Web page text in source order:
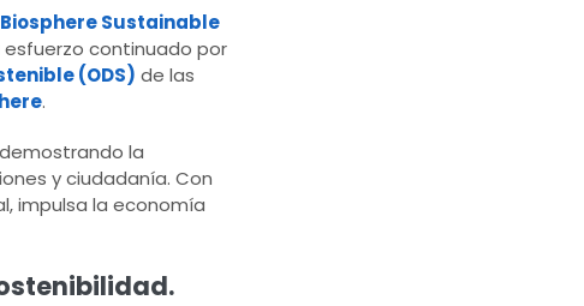
Biosphere Sustainable
esfuerzo continuado por
(ODS) de las
.
la
y ciudadanía. Con
impulsa la economía